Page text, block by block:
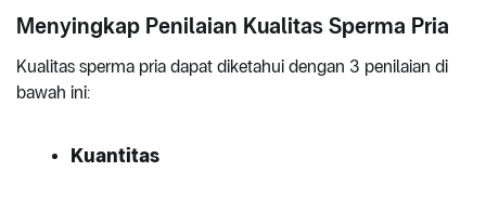
Menyingkap Penilaian Kualitas Sperma Pria
Kualitas sperma pria dapat diketahui dengan 3 penilaian di
bawah ini:
Kuantitas